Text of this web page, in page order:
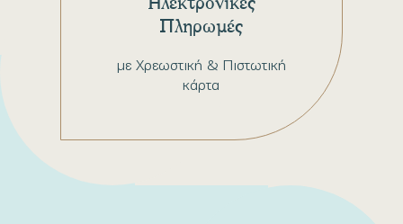
με Χρεωστική & Πιστωτική
κάρτα
Πληρωμές